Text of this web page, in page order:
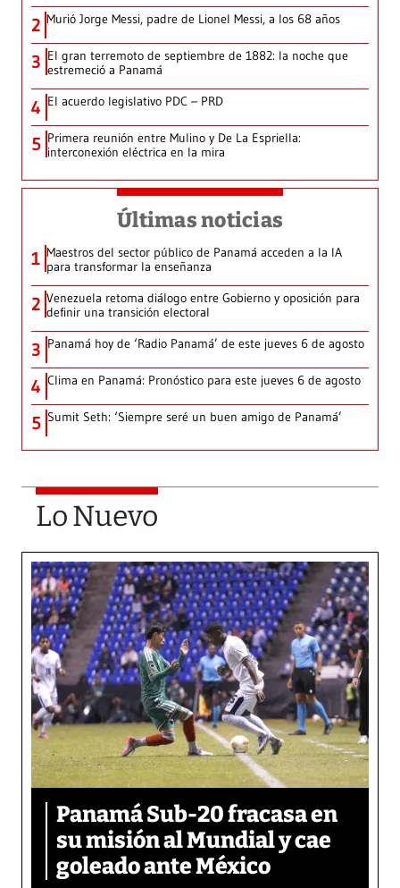
2 Murió Jorge Messi, padre de Lionel Messi, a los 68 años
3 El gran terremoto de septiembre de 1882: la noche que
estremeció a Panamá
4 El acuerdo legislativo PDC – PRD
5 Primera reunión entre Mulino y De La Espriella:
interconexión eléctrica en la mira
Últimas noticias
1 Maestros del sector público de Panamá acceden a la IA
para transformar la enseñanza
2 Venezuela retoma diálogo entre Gobierno y oposición para
definir una transición electoral
3 Panamá hoy de ‘Radio Panamá’ de este jueves 6 de agosto
4 Clima en Panamá: Pronóstico para este jueves 6 de agosto
5 Sumit Seth: ‘Siempre seré un buen amigo de Panamá’
Lo Nuevo
Panamá Sub-20 fracasa en
su misión al Mundial y cae
goleado ante México